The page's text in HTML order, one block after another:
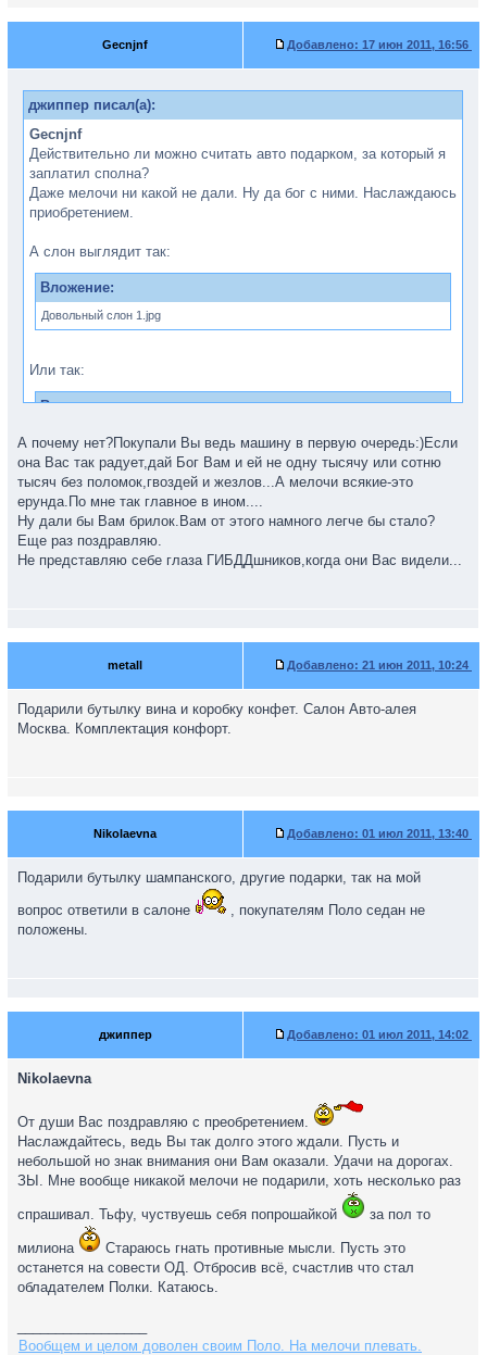
Gecnjnf Добавлено: 17 июн 2011, 16:56
джиппер писал(а):
Gecnjnf
Действительно ли можно считать авто подарком, за который я
заплатил сполна?
Даже мелочи ни какой не дали. Ну да бог с ними. Наслаждаюсь
приобретением.
А слон выглядит так:
Вложение:
Довольный слон 1.jpg
Или так:
Вложение:
Да простят меня модераторы.
А почему нет?Покупали Вы ведь машину в первую очередь:)Если
она Вас так радует,дай Бог Вам и ей не одну тысячу или сотню
тысяч без поломок,гвоздей и жезлов...А мелочи всякие-это
ерунда.По мне так главное в ином....
Ну дали бы Вам брилок.Вам от этого намного легче бы стало?
Еще раз поздравляю.
Не представляю себе глаза ГИБДДшников,когда они Вас видели...
metall Добавлено: 21 июн 2011, 10:24
Подарили бутылку вина и коробку конфет. Салон Авто-алея
Москва. Комплектация конфорт.
Nikolaevna Добавлено: 01 июл 2011, 13:40
Подарили бутылку шампанского, другие подарки, так на мой
вопрос ответили в салоне
, покупателям Поло седан не
положены.
джиппер Добавлено: 01 июл 2011, 14:02
Nikolaevna
От души Вас поздравляю с преобретением.
Наслаждайтесь, ведь Вы так долго этого ждали. Пусть и
небольшой но знак внимания они Вам оказали. Удачи на дорогах.
ЗЫ. Мне вообще никакой мелочи не подарили, хоть несколько раз
спрашивал. Тьфу, чуствуешь себя попрошайкой за пол то
милиона
Стараюсь гнать противные мысли. Пусть это
останется на совести ОД. Отбросив всё, счастлив что стал
обладателем Полки. Катаюсь.
Вообщем и целом доволен своим Поло. На мелочи плевать.